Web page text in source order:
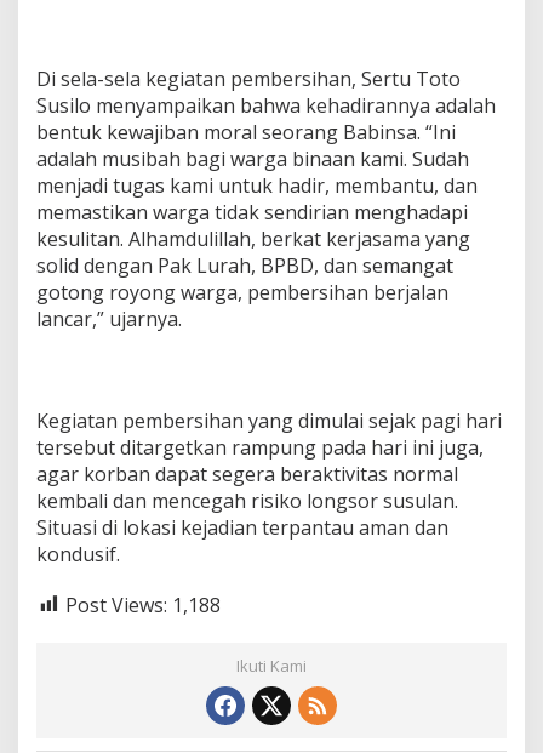
Di sela-sela kegiatan pembersihan, Sertu Toto
Susilo menyampaikan bahwa kehadirannya adalah
bentuk kewajiban moral seorang Babinsa. “Ini
adalah musibah bagi warga binaan kami. Sudah
menjadi tugas kami untuk hadir, membantu, dan
memastikan warga tidak sendirian menghadapi
kesulitan. Alhamdulillah, berkat kerjasama yang
solid dengan Pak Lurah, BPBD, dan semangat
gotong royong warga, pembersihan berjalan
lancar,” ujarnya.
Kegiatan pembersihan yang dimulai sejak pagi hari
tersebut ditargetkan rampung pada hari ini juga,
agar korban dapat segera beraktivitas normal
kembali dan mencegah risiko longsor susulan.
Situasi di lokasi kejadian terpantau aman dan
kondusif.
Post Views: 1,188
Ikuti Kami